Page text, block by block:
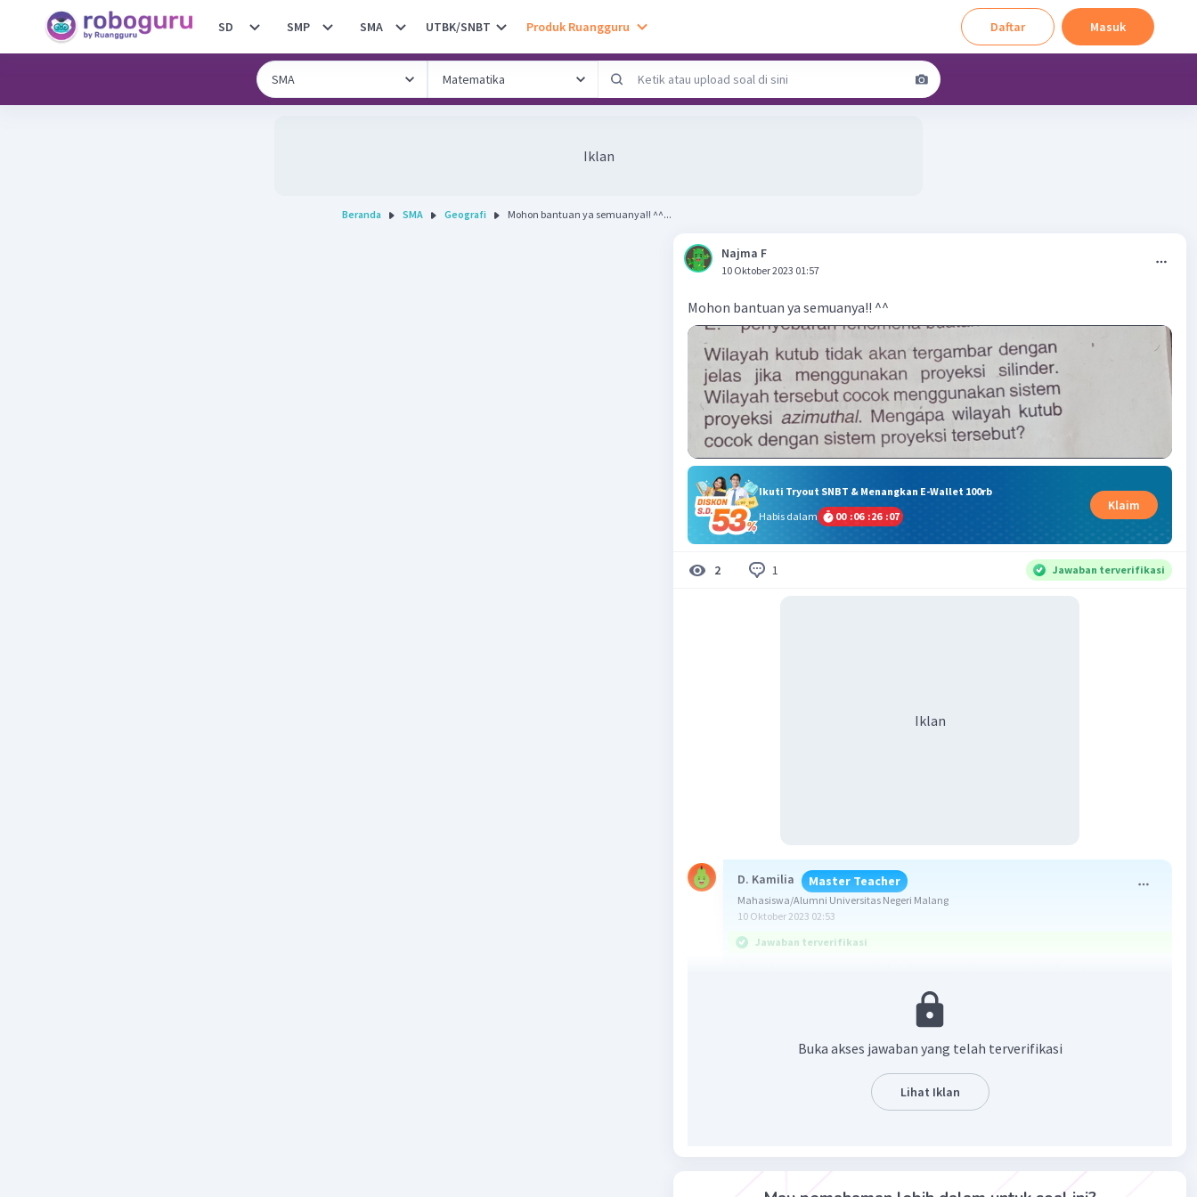
SD SMP SMA UTBK/SNBT Produk Ruangguru Daftar Masuk
Iklan
Beranda SMA Geografi Mohon bantuan ya semuanya!! ^^...
Najma F
10 Oktober 2023 01:57
Mohon bantuan ya semuanya!! ^^
Ikuti Tryout SNBT & Menangkan E-Wallet 100rb
Habis dalam
00 :06 :26 :06
Klaim
2 1 Jawaban terverifikasi
Iklan
D. Kamilia Master Teacher
Mahasiswa/Alumni Universitas Negeri Malang
10 Oktober 2023 02:53
Jawaban terverifikasi
meridian (lintang) dan garis paralel (bujur) dari globe ke bidang
datar. Berdasarkan jenis bidang proyeksi, maka proyeksi peta dapat
dibagi menjadi 3, yaitu proyeksi bidang datar (zenithal/azimuthal),
Proyeksi ini umumnya cocok digunakan untuk menggambarkan
Buka akses jawaban yang telah terverifikasi
Lihat Iklan